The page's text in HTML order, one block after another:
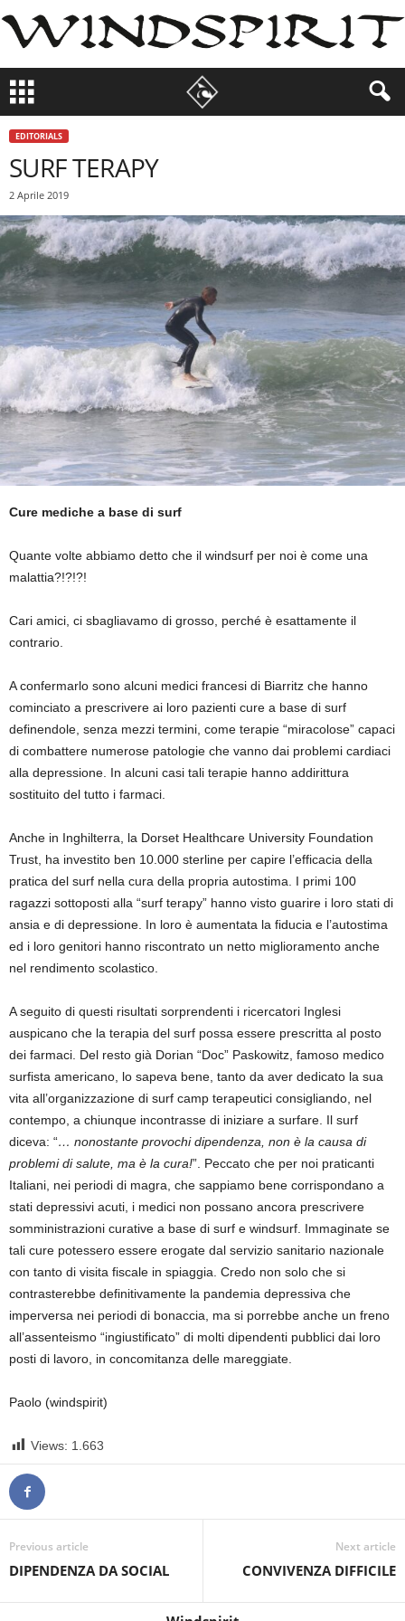
EDITORIALS
SURF TERAPY
2 Aprile 2019
Cure mediche a base di surf
Quante volte abbiamo detto che il windsurf per noi è come una
malattia?!?!?!
Cari amici, ci sbagliavamo di grosso, perché è esattamente il
contrario.
A confermarlo sono alcuni medici francesi di Biarritz che hanno
cominciato a prescrivere ai loro pazienti cure a base di surf
definendole, senza mezzi termini, come terapie “miracolose” capaci
di combattere numerose patologie che vanno dai problemi cardiaci
alla depressione. In alcuni casi tali terapie hanno addirittura
sostituito del tutto i farmaci.
Anche in Inghilterra, la Dorset Healthcare University Foundation
Trust, ha investito ben 10.000 sterline per capire l’efficacia della
pratica del surf nella cura della propria autostima. I primi 100
ragazzi sottoposti alla “surf terapy” hanno visto guarire i loro stati di
ansia e di depressione. In loro è aumentata la fiducia e l’autostima
ed i loro genitori hanno riscontrato un netto miglioramento anche
nel rendimento scolastico.
A seguito di questi risultati sorprendenti i ricercatori Inglesi
auspicano che la terapia del surf possa essere prescritta al posto
dei farmaci. Del resto già Dorian “Doc” Paskowitz, famoso medico
surfista americano, lo sapeva bene, tanto da aver dedicato la sua
vita all’organizzazione di surf camp terapeutici consigliando, nel
contempo, a chiunque incontrasse di iniziare a surfare. Il surf
diceva: “… nonostante provochi dipendenza, non è la causa di
problemi di salute, ma è la cura!”. Peccato che per noi praticanti
Italiani, nei periodi di magra, che sappiamo bene corrispondano a
stati depressivi acuti, i medici non possano ancora prescrivere
somministrazioni curative a base di surf e windsurf. Immaginate se
tali cure potessero essere erogate dal servizio sanitario nazionale
con tanto di visita fiscale in spiaggia. Credo non solo che si
contrasterebbe definitivamente la pandemia depressiva che
imperversa nei periodi di bonaccia, ma si porrebbe anche un freno
all’assenteismo “ingiustificato” di molti dipendenti pubblici dai loro
posti di lavoro, in concomitanza delle mareggiate.
Paolo (windspirit)
Views: 1.663
Previous article
DIPENDENZA DA SOCIAL
Next article
CONVIVENZA DIFFICILE